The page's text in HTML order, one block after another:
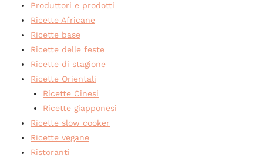
Produttori e prodotti
Ricette Africane
Ricette base
Ricette delle feste
Ricette di stagione
Ricette Orientali
Ricette Cinesi
Ricette giapponesi
Ricette slow cooker
Ricette vegane
Ristoranti